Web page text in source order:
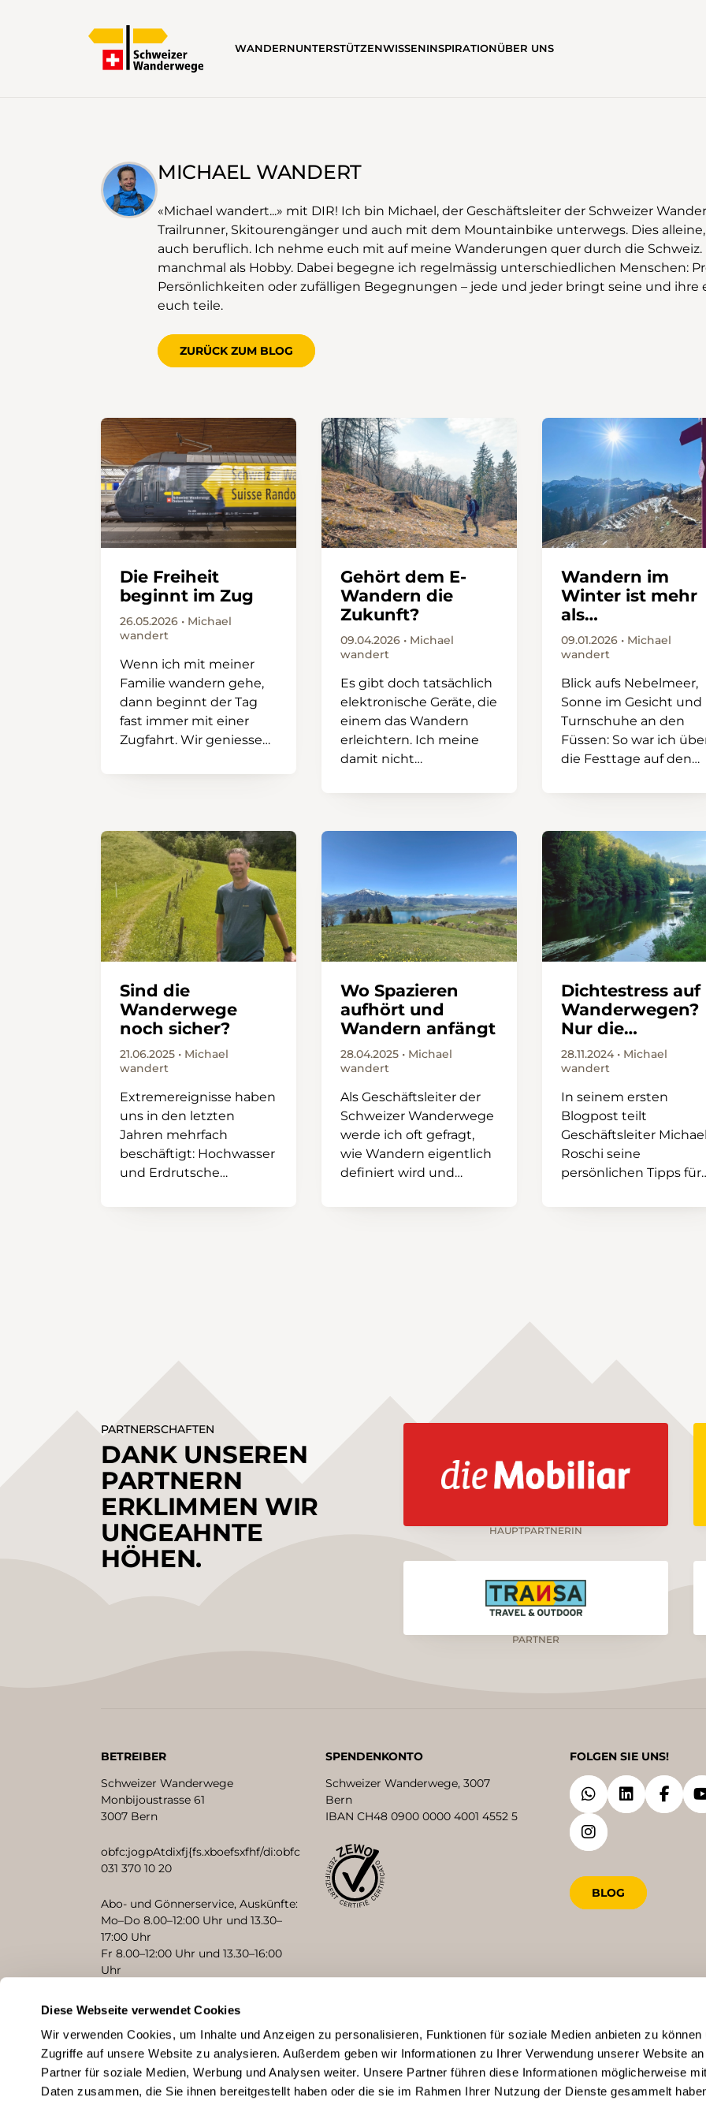
Diese Webseite verwendet Cookies
Wir verwenden Cookies, um Inhalte und Anzeigen zu personalisieren, Funktionen für soziale Medien anbieten zu können
Zugriffe auf unsere Website zu analysieren. Außerdem geben wir Informationen zu Ihrer Verwendung unserer Website
Partner für soziale Medien, Werbung und Analysen weiter. Unsere Partner führen diese Informationen möglicherweise
Daten zusammen, die Sie ihnen bereitgestellt haben oder die sie im Rahmen Ihrer Nutzung der Dienste gesammelt
WANDERNUNTERSTÜTZENWISSENINSPIRATIONÜBER UNS
MICHAEL WANDERT
«Michael wandert...» mit DIR! Ich bin Michael, der Geschäftsleiter der Schweizer
Trailrunner, Skitourengänger und auch mit dem Mountainbike unterwegs. Dies
auch beruflich. Ich nehme euch mit auf meine Wanderungen quer durch die
manchmal als Hobby. Dabei begegne ich regelmässig unterschiedlichen Menschen:
Persönlichkeiten oder zufälligen Begegnungen – jede und jeder bringt seine und
euch teile.
ZURÜCK ZUM BLOG
Die Freiheit
beginnt im Zug
26.05.2026 • Michael
wandert
Wenn ich mit meiner
Familie wandern gehe,
dann beginnt der Tag
fast immer mit einer
Zugfahrt. Wir geniessen
planen unsere genaue
Bahnhof
Gehört dem E-
Wandern die
Zukunft?
09.04.2026 • Michael
wandert
Es gibt doch tatsächlich
elektronische Geräte, die
einem das Wandern
erleichtern. Ich meine
damit nicht
Routenplanung oder
Heizsocken, sondern
Wandern im
Winter ist mehr
als
Winterwandern
09.01.2026 • Michael
wandert
Blick aufs Nebelmeer,
Sonne im Gesicht und
Turnschuhe an den
Füssen: So war ich
die Festtage auf den
Prättigaus unterwegs.
Traum in Weiss, denn
der Schn
Sind die
Wanderwege
noch sicher?
21.06.2025 • Michael
wandert
Extremereignisse haben
uns in den letzten
Jahren mehrfach
beschäftigt: Hochwasser
und Erdrutsche
Tessin und im Wallis
Wo Spazieren
aufhört und
Wandern anfängt
28.04.2025 • Michael
wandert
Als Geschäftsleiter der
Schweizer Wanderwege
werde ich oft gefragt,
wie Wandern eigentlich
definiert wird und
Spazierengehen
Dichtestress auf
Wanderwegen?
Nur die
Ausnahme!
28.11.2024 • Michael
wandert
In seinem ersten
Blogpost teilt
Geschäftsleiter
Roschi seine
persönlichen Tipps für
der Massen. Von
PARTNERSCHAFTEN
DANK UNSEREN
PARTNERN
ERKLIMMEN WIR
UNGEAHNTE
HÖHEN.
HAUPTPARTNERIN
PARTNER
BETREIBER
Schweizer Wanderwege
Monbijoustrasse 61
3007 Bern
obfc:jogpAtdixfj{fs.xboefsxfhf/di:obfc
031 370 10 20
Abo- und Gönnerservice, Auskünfte:
Mo–Do 8.00–12:00 Uhr und 13.30–
17:00 Uhr
Fr 8.00–12:00 Uhr und 13.30–16:00
Uhr
KONTAKT
SPENDENKONTO
Schweizer Wanderwege, 3007
Bern
IBAN CH48 0900 0000 4001 4552 5
FOLGEN SIE UNS!
BLOG